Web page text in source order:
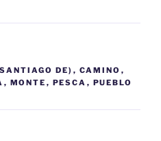
DE) , CAMINO ,
, MONTE , PESCA , PUEBLO